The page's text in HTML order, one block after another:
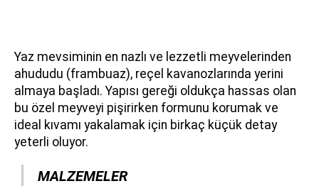
Yaz mevsiminin en nazlı ve lezzetli meyvelerinden
ahududu (frambuaz), reçel kavanozlarında yerini
almaya başladı. Yapısı gereği oldukça hassas olan
bu özel meyveyi pişirirken formunu korumak ve
ideal kıvamı yakalamak için birkaç küçük detay
yeterli oluyor.
MALZEMELER